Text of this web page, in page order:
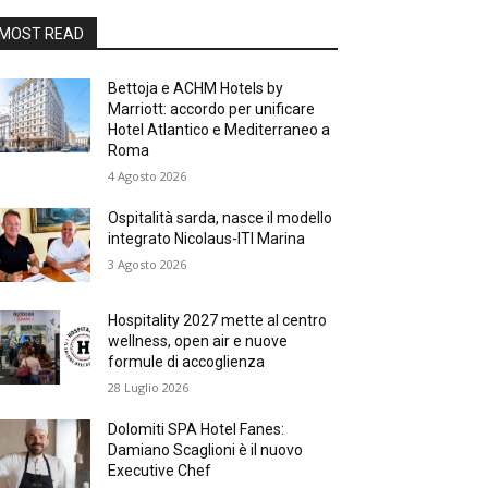
READ
Bettoja e ACHM Hotels by
Marriott: accordo per unificare
Hotel Atlantico e Mediterraneo a
Roma
4 Agosto 2026
Ospitalità sarda, nasce il modello
integrato Nicolaus-ITI Marina
3 Agosto 2026
Hospitality 2027 mette al centro
wellness, open air e nuove
formule di accoglienza
28 Luglio 2026
Dolomiti SPA Hotel Fanes:
Damiano Scaglioni è il nuovo
Executive Chef